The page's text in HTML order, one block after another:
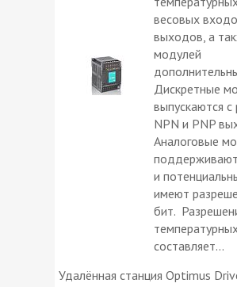
весовых
выходов, а
модулей
Дискретные
выпускаются с
NPN и PNP
Аналоговые
и
имеют
бит.
составляет...
Удалённая станция Optimus